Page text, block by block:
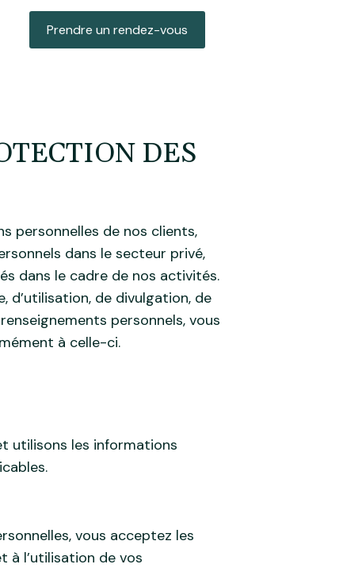
Prendre un rendez-vous
DES
personnelles de nos clients,
dans le secteur privé,
dans le cadre de nos activités.
de divulgation, de
personnels, vous
à celle-ci.
utilisons les informations
vous acceptez les
l’utilisation de vos